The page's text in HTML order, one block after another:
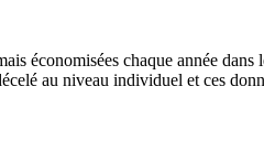
économisées chaque année dans
au niveau individuel et ces